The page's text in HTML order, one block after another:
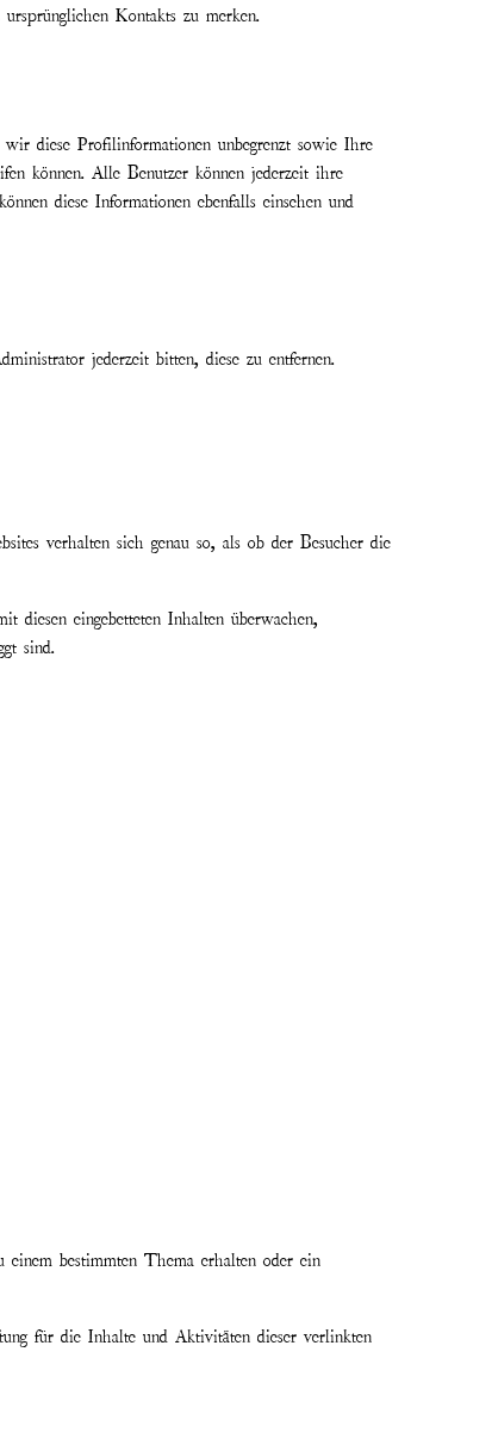
Kontakts zu merken.
diese Profilinformationen unbegrenzt sowie Ihre
können. Alle Benutzer können jederzeit ihre
diese Informationen ebenfalls einsehen und
jederzeit bitten, diese zu entfernen.
verhalten sich genau so, als ob der Besucher die
diesen eingebetteten Inhalten überwachen,
sind.
bestimmten Thema erhalten oder ein
für die Inhalte und Aktivitäten dieser verlinkten